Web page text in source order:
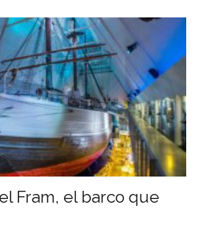
Hoy
Fram, el barco que